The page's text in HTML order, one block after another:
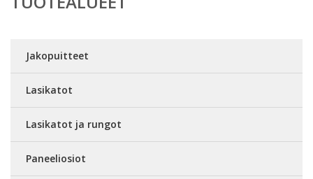
Jakopuitteet
Lasikatot
Lasikatot ja rungot
Paneeliosiot